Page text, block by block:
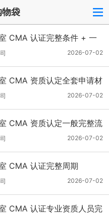
袋
CMA 认证完整条件 + 一
2026-07-02
CMA 资质认定全套申请材
2026-07-02
CMA 资质认定一般完整流
2026-07-02
CMA 认证完整周期
2026-07-02
CMA 认证专业资质人员完